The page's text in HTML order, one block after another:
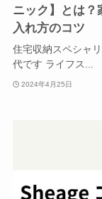
ニック】とは？
入れ方のコツ
住宅収納スペシャ
代です ライフス...
2024年4月25日